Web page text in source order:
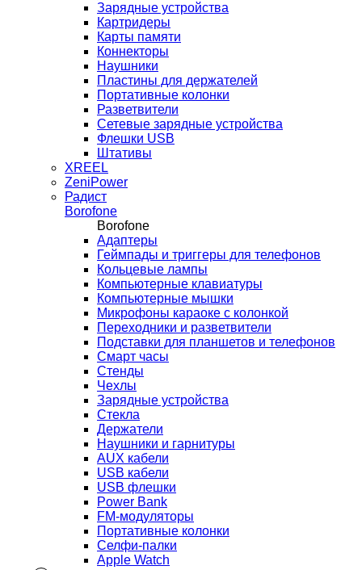
Зарядные устройства
Картридеры
Карты памяти
Коннекторы
Наушники
Пластины для держателей
Портативные колонки
Разветвители
Сетевые зарядные устройства
Флешки USB
Штативы
XREEL
ZeniPower
Радист
Borofone
Borofone
Адаптеры
Геймпады и триггеры для телефонов
Кольцевые лампы
Компьютерные клавиатуры
Компьютерные мышки
Микрофоны караоке с колонкой
Переходники и разветвители
Подставки для планшетов и телефонов
Смарт часы
Стенды
Чехлы
Зарядные устройства
Стекла
Держатели
Наушники и гарнитуры
AUX кабели
USB кабели
USB флешки
Power Bank
FM-модуляторы
Портативные колонки
Селфи-палки
Apple Watch